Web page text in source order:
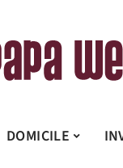
DOMICILE